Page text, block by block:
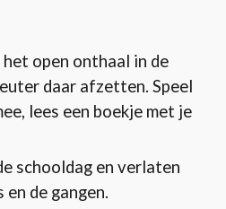
open onthaal in de
daar afzetten. Speel
lees een boekje met je
schooldag en verlaten
en de gangen.